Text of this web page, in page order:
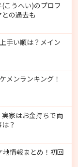
こうへい)のプロフ
の過去も
手い順は？メイン
メンランキング！
家はお金持ちで両
？
地情報まとめ！初回